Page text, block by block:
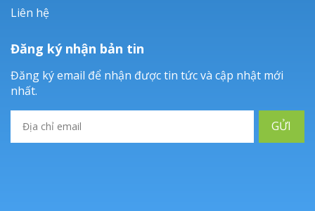
Liên hệ
Đăng ký nhận bản tin
Đăng ký email để nhận được tin tức và cập nhật mới
nhất.
GỬI